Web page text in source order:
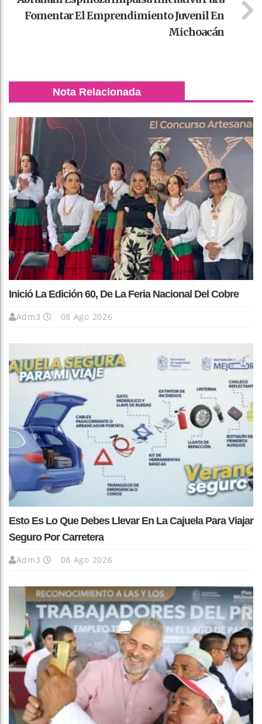
Fomentar El Emprendimiento Juvenil En
Michoacán
Nota Relacionada
Inició La Edición 60, De La Feria Nacional Del Cobre
Adm3 08 Ago 2026
Esto Es Lo Que Debes Llevar En La Cajuela Para Viajar
Seguro Por Carretera
Adm3 08 Ago 2026